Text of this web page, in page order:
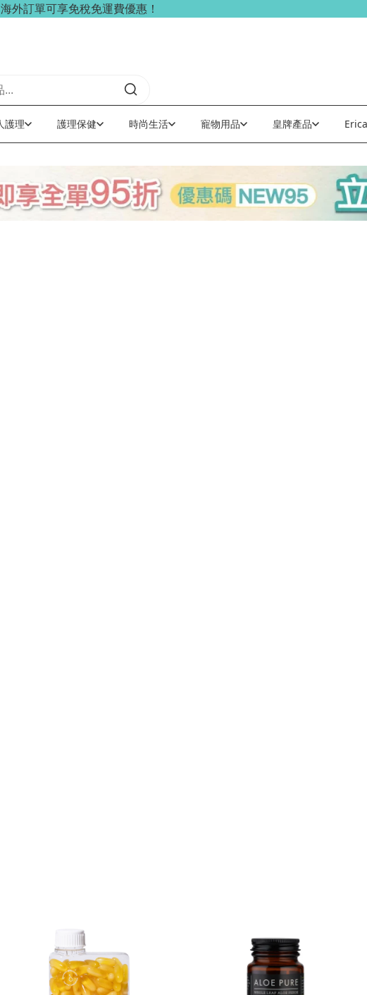
海外訂單可享免稅免運費優惠！
護理 護理保健 時尚生活 寵物用品 皇牌產品